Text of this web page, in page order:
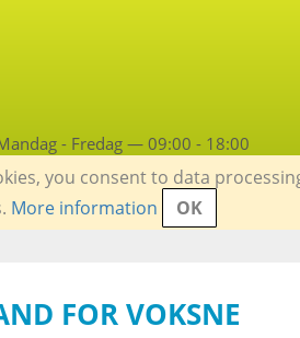
- Fredag — 09:00 - 18:00
you consent to data
More information OK
FOR VOKSNE